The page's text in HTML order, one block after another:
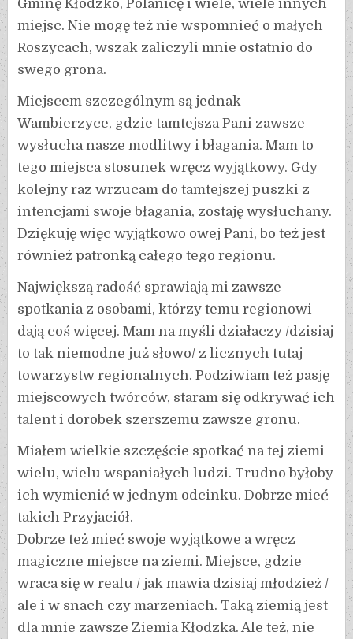
Gminę Kłodzko, Polanicę i wiele, wiele innych
miejsc. Nie mogę też nie wspomnieć o małych
Roszycach, wszak zaliczyli mnie ostatnio do
swego grona.
Miejscem szczególnym są jednak
Wambierzyce, gdzie tamtejsza Pani zawsze
wysłucha nasze modlitwy i błagania. Mam to
tego miejsca stosunek wręcz wyjątkowy. Gdy
kolejny raz wrzucam do tamtejszej puszki z
intencjami swoje błagania, zostaję wysłuchany.
Dziękuję więc wyjątkowo owej Pani, bo też jest
również patronką całego tego regionu.
Największą radość sprawiają mi zawsze
spotkania z osobami, którzy temu regionowi
dają coś więcej. Mam na myśli działaczy /dzisiaj
to tak niemodne już słowo/ z licznych tutaj
towarzystw regionalnych. Podziwiam też pasję
miejscowych twórców, staram się odkrywać ich
talent i dorobek szerszemu zawsze gronu.
Miałem wielkie szczęście spotkać na tej ziemi
wielu, wielu wspaniałych ludzi. Trudno byłoby
ich wymienić w jednym odcinku. Dobrze mieć
takich Przyjaciół.
Dobrze też mieć swoje wyjątkowe a wręcz
magiczne miejsce na ziemi. Miejsce, gdzie
wraca się w realu / jak mawia dzisiaj młodzież /
ale i w snach czy marzeniach. Taką ziemią jest
dla mnie zawsze Ziemia Kłodzka. Ale też, nie